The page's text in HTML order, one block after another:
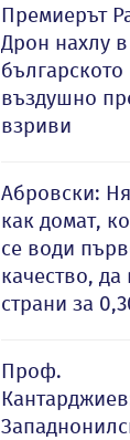
Премиерът
Дрон нахлу в
българското
въздушно
взриви
Абровски:
как домат,
се води
качество, да
страни за
Проф.